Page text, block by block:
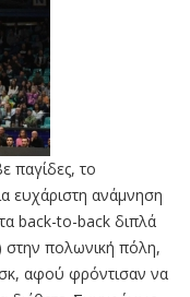
παγίδες, το
ευχάριστη ανάμνηση
back-to-back διπλά
στην πολωνική πόλη,
αφού φρόντισαν να